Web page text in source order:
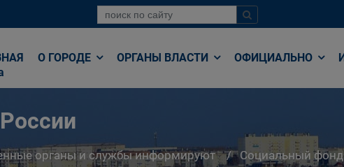
О ГОРОДЕ ОРГАНЫ ВЛАСТИ ОФИЦИАЛЬНО
органы и службы информируют Социальный